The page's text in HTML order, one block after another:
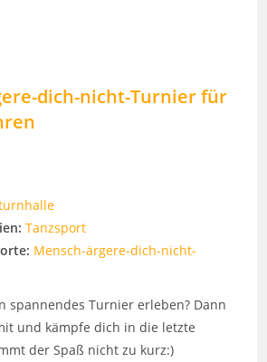
dich-nicht-Turnier für
Tanzsport
Mensch-ärgere-dich-nicht-
spannendes Turnier erleben? Dann
und kämpfe dich in die letzte
der Spaß nicht zu kurz:)